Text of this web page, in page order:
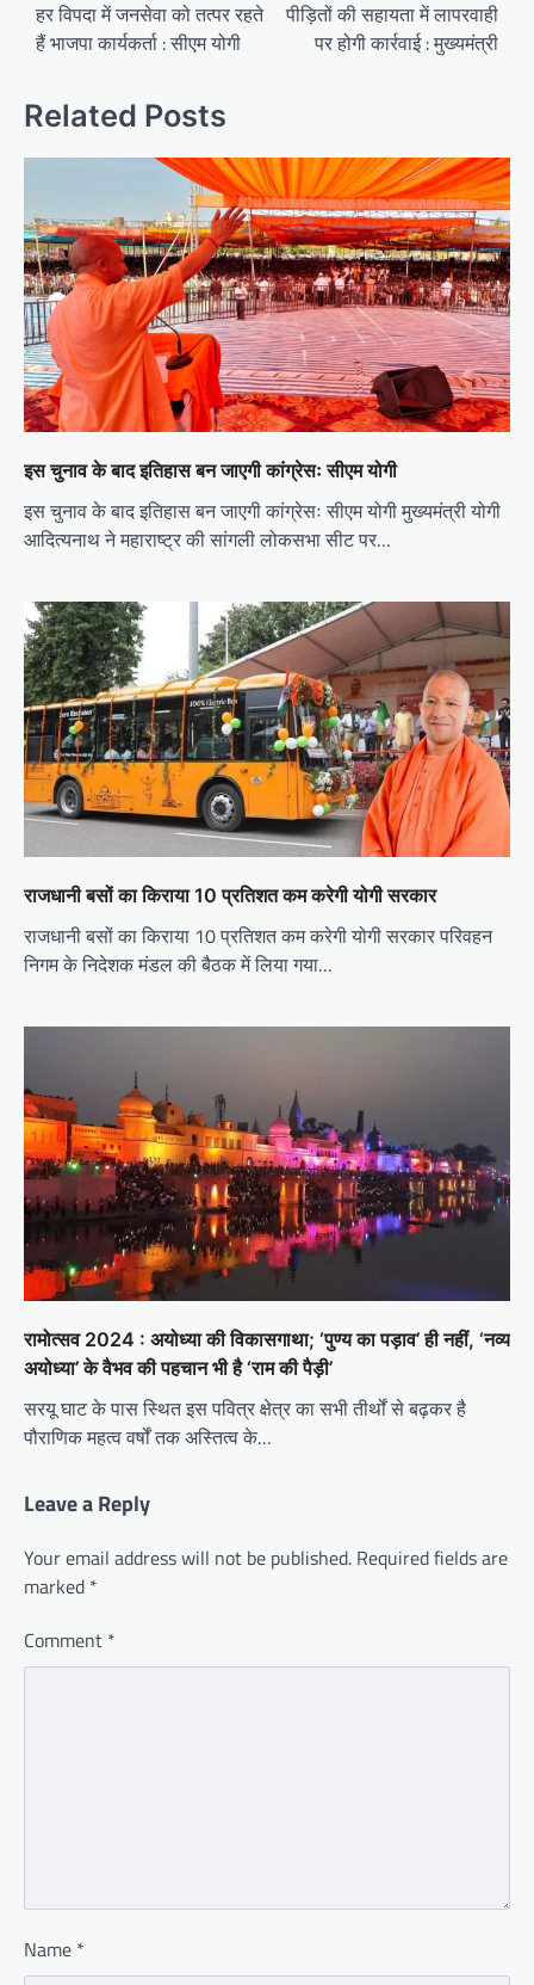
navigation
हर विपदा में जनसेवा को तत्पर रहते
हैं भाजपा कार्यकर्ता : सीएम योगी
पीड़ितों की सहायता में लापरवाही
पर होगी कार्रवाई : मुख्यमंत्री
Related Posts
इस चुनाव के बाद इतिहास बन जाएगी कांग्रेसः सीएम योगी
इस चुनाव के बाद इतिहास बन जाएगी कांग्रेसः सीएम योगी मुख्यमंत्री योगी
आदित्यनाथ ने महाराष्ट्र की सांगली लोकसभा सीट पर…
राजधानी बसों का किराया 10 प्रतिशत कम करेगी योगी सरकार
राजधानी बसों का किराया 10 प्रतिशत कम करेगी योगी सरकार परिवहन
निगम के निदेशक मंडल की बैठक में लिया गया…
रामोत्सव 2024 : अयोध्या की विकासगाथा; ‘पुण्य का पड़ाव’ ही नहीं, ‘नव्य
अयोध्या’ के वैभव की पहचान भी है ‘राम की पैड़ी’
सरयू घाट के पास स्थित इस पवित्र क्षेत्र का सभी तीर्थों से बढ़कर है
पौराणिक महत्व वर्षों तक अस्तित्व के…
Leave a Reply
Your email address will not be published. Required fields are
marked *
Comment *
Name *